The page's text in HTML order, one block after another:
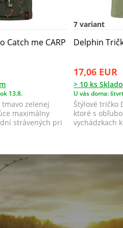
Catch me CARP
13.8.
tmavo zelenej
maximálny
strávených pri
7 variant
Delphin
17,06 EUR
> 10 ks
U vás doma:
Štýlové tričko
ktoré s
vychádzkach